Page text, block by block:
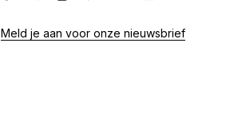
Meld je aan voor onze nieuwsbrief